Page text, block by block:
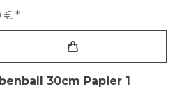
€ *
30cm Papier 1